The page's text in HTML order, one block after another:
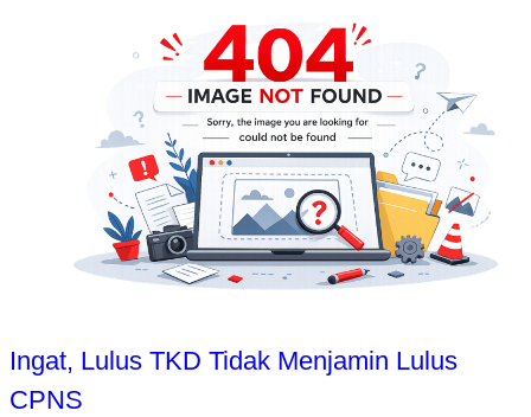
Ingat, Lulus TKD Tidak Menjamin Lulus
CPNS